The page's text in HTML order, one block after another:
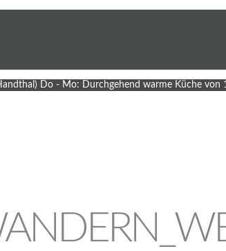
Do - Mo: Durchgehend warme Küche von